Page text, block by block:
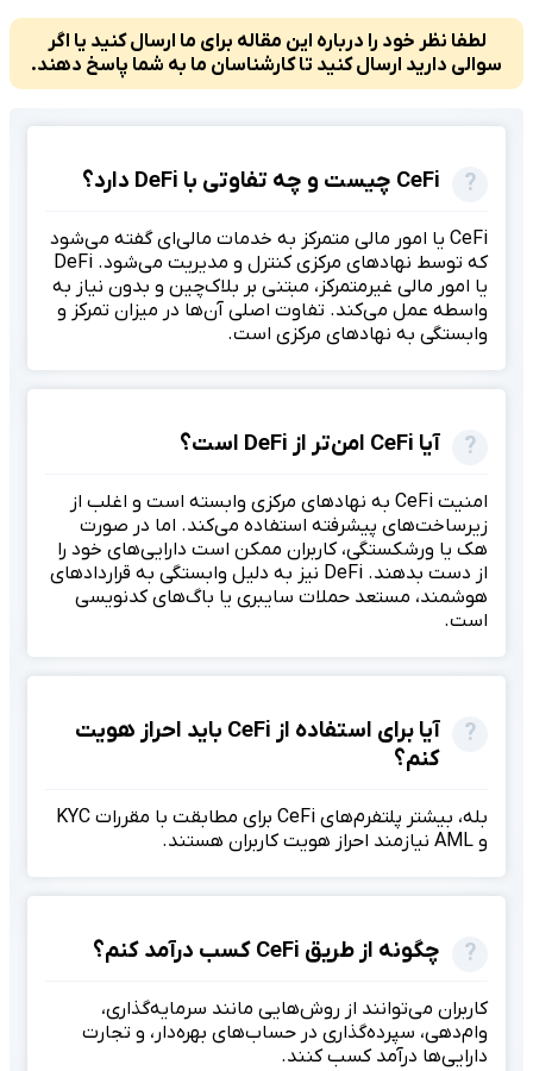
لطفا نظر خود را درباره این مقاله برای ما ارسال کنید یا اگر
سوالی دارید ارسال کنید تا کارشناسان ما به شما پاسخ دهند.
CeFi چیست و چه تفاوتی با DeFi دارد؟
CeFi یا امور مالی متمرکز به خدمات مالی‌ای گفته می‌شود
که توسط نهادهای مرکزی کنترل و مدیریت می‌شود. DeFi
یا امور مالی غیرمتمرکز، مبتنی بر بلاک‌چین و بدون نیاز به
واسطه عمل می‌کند. تفاوت اصلی آن‌ها در میزان تمرکز و
وابستگی به نهادهای مرکزی است.
آیا CeFi امن‌تر از DeFi است؟
امنیت CeFi به نهادهای مرکزی وابسته است و اغلب از
زیرساخت‌های پیشرفته استفاده می‌کند. اما در صورت
هک یا ورشکستگی، کاربران ممکن است دارایی‌های خود را
از دست بدهند. DeFi نیز به دلیل وابستگی به قراردادهای
هوشمند، مستعد حملات سایبری یا باگ‌های کدنویسی
است.
آیا برای استفاده از CeFi باید احراز هویت
کنم؟
بله، بیشتر پلتفرم‌های CeFi برای مطابقت با مقررات KYC
و AML نیازمند احراز هویت کاربران هستند.
چگونه از طریق CeFi کسب درآمد کنم؟
کاربران می‌توانند از روش‌هایی مانند سرمایه‌گذاری،
وام‌دهی، سپرده‌گذاری در حساب‌های بهره‌دار، و تجارت
دارایی‌ها درآمد کسب کنند.